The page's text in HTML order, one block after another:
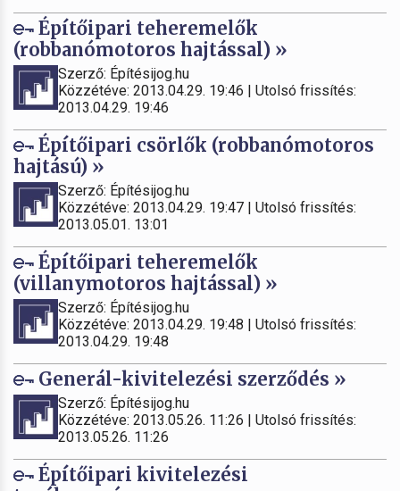
Építőipari teheremelők
(robbanómotoros hajtással) »
Szerző: Építésijog.hu
Közzétéve: 2013.04.29. 19:46 | Utolsó frissítés:
2013.04.29. 19:46
Építőipari csörlők (robbanómotoros
hajtású) »
Szerző: Építésijog.hu
Közzétéve: 2013.04.29. 19:47 | Utolsó frissítés:
2013.05.01. 13:01
Építőipari teheremelők
(villanymotoros hajtással) »
Szerző: Építésijog.hu
Közzétéve: 2013.04.29. 19:48 | Utolsó frissítés:
2013.04.29. 19:48
Generál-kivitelezési szerződés »
Szerző: Építésijog.hu
Közzétéve: 2013.05.26. 11:26 | Utolsó frissítés:
2013.05.26. 11:26
Építőipari kivitelezési